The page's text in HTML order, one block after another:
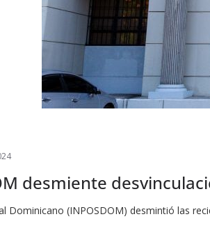
desmiente
Dominicano (INPOSDOM) desmintió las